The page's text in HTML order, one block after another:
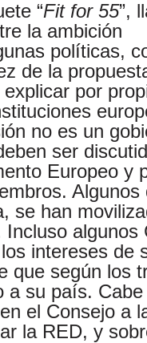
“Fit for 55”,
la ambición
políticas,
de la
por
no es un
ser
Europeo y
Algunos
se han
algunos
intereses de
que según los
a su país.
el Consejo a
la RED, y